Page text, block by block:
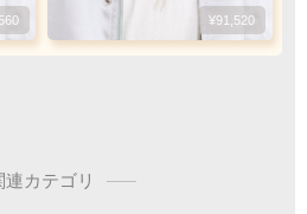
い致します
完了後
¥91,520
連カテゴリ